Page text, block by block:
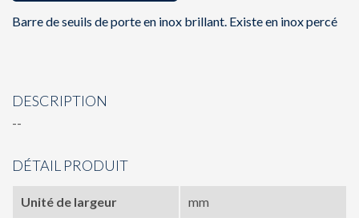
Barre de seuils de porte en inox brillant. Existe en inox percé
DESCRIPTION
--
DÉTAIL PRODUIT
Unité de largeur mm